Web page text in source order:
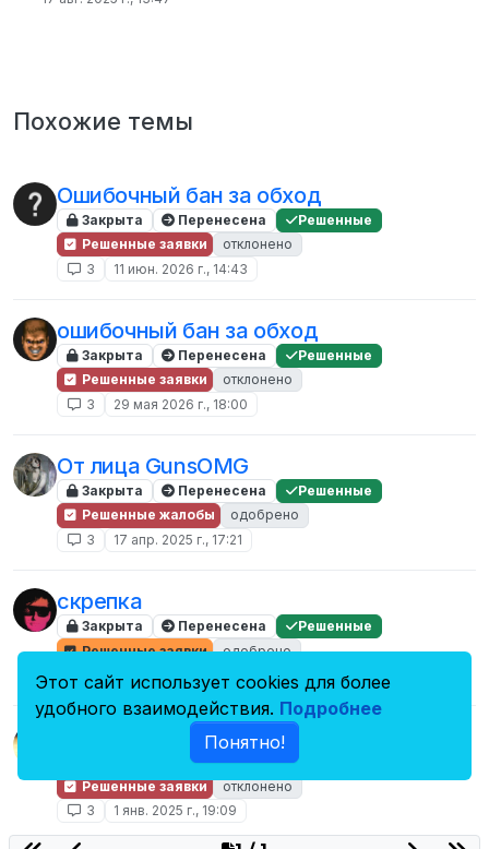
Похожие темы
Ошибочный бан за обход
Закрыта Перенесена
Решенные
Решенные заявки
отклонено
3
11 июн. 2026 г., 14:43
ошибочный бан за обход
Закрыта Перенесена
Решенные
Решенные заявки
отклонено
3
29 мая 2026 г., 18:00
От лица GunsOMG
Закрыта Перенесена
Решенные
Решенные жалобы
одобрено
3
17 апр. 2025 г., 17:21
скрепка
Закрыта Перенесена
Решенные
Решенные заявки
одобрено
Ошибочный бан за Обход
Перенесена
Решенные
Решенные заявки
отклонено
3
1 янв. 2025 г., 19:09
Этот сайт использует cookies для более
удобного взаимодействия. Подробнее
Понятно!